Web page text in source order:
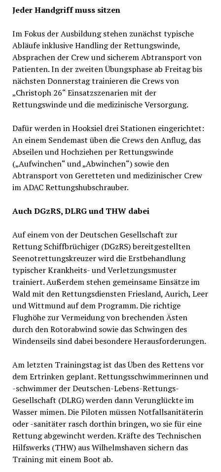
Jeder Handgriff muss sitzen
Im Fokus der Ausbildung stehen zunächst typische
Abläufe inklusive Handling der Rettungswinde,
Absprachen der Crew und sicherem Abtransport von
Patienten. In der zweiten Übungsphase ab Freitag bis
nächsten Donnerstag trainieren die Crews von
„Christoph 26“ Einsatzszenarien mit der
Rettungswinde und die medizinische Versorgung.
Dafür werden in Hooksiel drei Stationen eingerichtet:
An einem Sendemast üben die Crews den Anflug, das
Abseilen und Hochziehen per Rettungswinde
(„Aufwinchen“ und „Abwinchen“) sowie den
Abtransport von Geretteten und medizinischer Crew
im ADAC Rettungshubschrauber.
Auch DGzRS, DLRG und THW dabei
Auf einem von der Deutschen Gesellschaft zur
Rettung Schiffbrüchiger (DGzRS) bereitgestellten
Seenotrettungskreuzer wird die Erstbehandlung
typischer Krankheits- und Verletzungsmuster
trainiert. Außerdem stehen gemeinsame Einsätze im
Wald mit den Rettungsdiensten Friesland, Aurich, Leer
und Wittmund auf dem Programm. Die richtige
Flughöhe zur Vermeidung von brechenden Ästen
durch den Rotorabwind sowie das Schwingen des
Windenseils sind dabei besondere Herausforderungen.
Am letzten Trainingstag ist das Üben des Rettens vor
dem Ertrinken geplant. Rettungsschwimmerinnen und
-schwimmer der Deutschen-Lebens-Rettungs-
Gesellschaft (DLRG) werden dann Verunglückte im
Wasser mimen. Die Piloten müssen Notfallsanitäterin
oder -sanitäter rasch dorthin bringen, wo sie für eine
Rettung abgewincht werden. Kräfte des Technischen
Hilfswerks (THW) aus Wilhelmshaven sichern das
Training mit einem Boot ab.